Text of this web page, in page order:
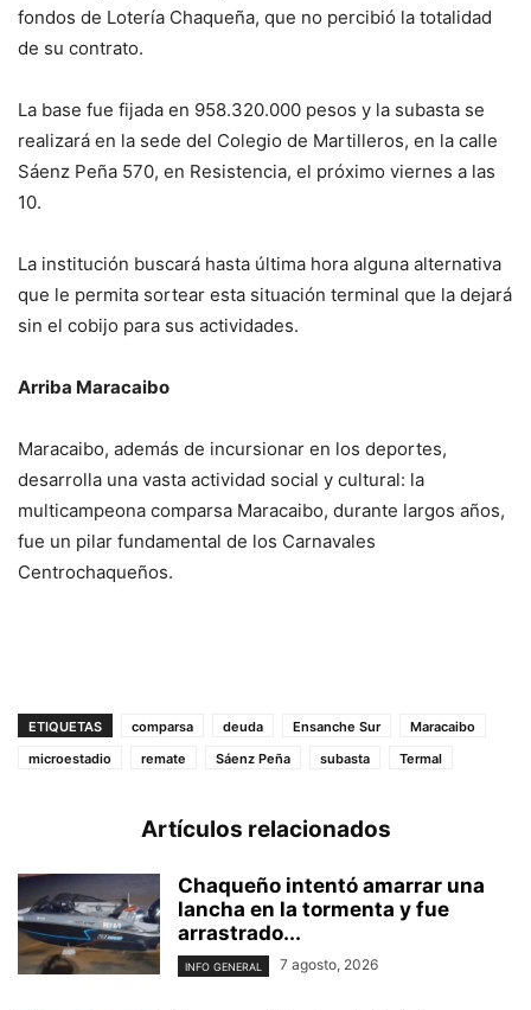
fondos de Lotería Chaqueña, que no percibió la totalidad
de su contrato.
La base fue fijada en 958.320.000 pesos y la subasta se
realizará en la sede del Colegio de Martilleros, en la calle
Sáenz Peña 570, en Resistencia, el próximo viernes a las
10.
La institución buscará hasta última hora alguna alternativa
que le permita sortear esta situación terminal que la dejará
sin el cobijo para sus actividades.
Arriba Maracaibo
Maracaibo, además de incursionar en los deportes,
desarrolla una vasta actividad social y cultural: la
multicampeona comparsa Maracaibo, durante largos años,
fue un pilar fundamental de los Carnavales
Centrochaqueños.
ETIQUETAS comparsa deuda Ensanche Sur
Maracaibo
microestadio
remate Sáenz Peña subasta Termal
Artículos relacionados
Chaqueño intentó amarrar una
lancha en la tormenta y fue
arrastrado...
INFO GENERAL 7 agosto, 2026